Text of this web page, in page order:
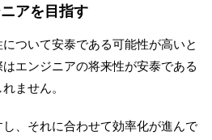
アを目指す
ついて安泰である可能性が高いと
エンジニアの将来性が安泰である
ません。
、それに合わせて効率化が進んで